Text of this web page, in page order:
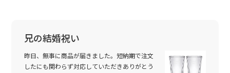
兄の結婚祝い
昨日、無事に商品が届きました。短納期で注文
したにも関わらず対応していただきありがとう